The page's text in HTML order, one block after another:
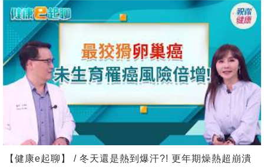
【健康e起聊】 / 冬天還是熱到爆汗?! 更年期燥熱超崩潰